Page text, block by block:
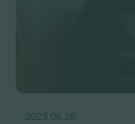
2025 06 26